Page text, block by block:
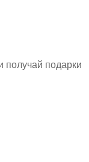
получай подарки